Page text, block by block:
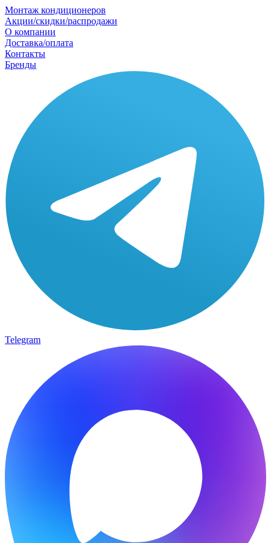
Монтаж кондиционеров
Акции/скидки/распродажи
О компании
Доставка/оплата
Контакты
Бренды
Telegram